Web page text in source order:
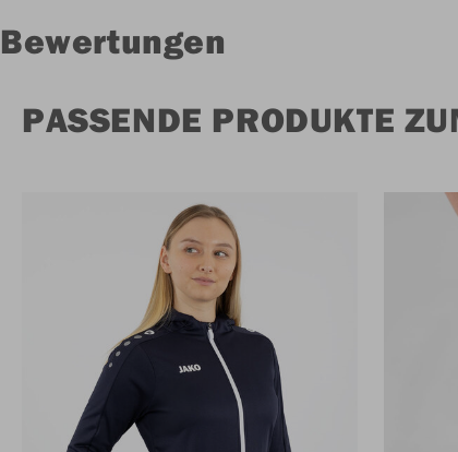
Bewertungen
PASSENDE PRODUKTE